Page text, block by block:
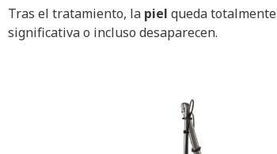
Tras el tratamiento, la piel queda totalmente
significativa o incluso desaparecen.